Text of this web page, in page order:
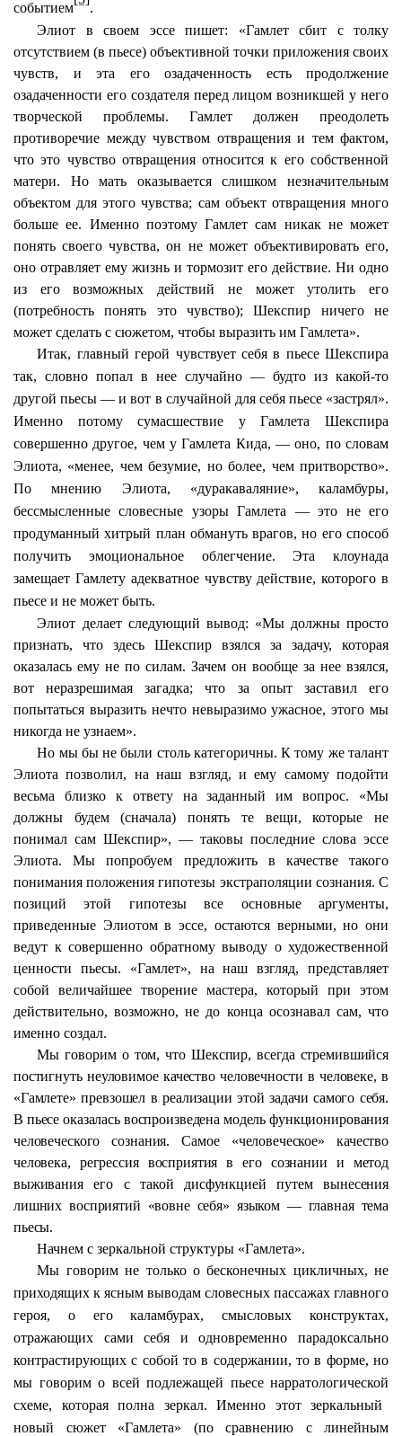
событием
.
Элиот в своем эссе пишет: «Гамлет сбит с толку
отсутствием (в пьесе) объективной точки приложения своих
чувств, и эта его озадаченность есть продолжение
озадаченности его создателя перед лицом возникшей у него
творческой проблемы. Гамлет должен преодолеть
противоречие между чувством отвращения и тем фактом,
что это чувство отвращения относится к его собственной
матери. Но мать оказывается слишком незначительным
объектом для этого чувства; сам объект отвращения много
больше ее. Именно поэтому Гамлет сам никак не может
понять своего чувства, он не может объективировать его,
оно отравляет ему жизнь и тормозит его действие. Ни одно
из его возможных действий не может утолить его
(потребность понять это чувство); Шекспир ничего не
может сделать с сюжетом, чтобы выразить им Гамлета».
Итак, главный герой чувствует себя в пьесе Шекспира
так, словно попал в нее случайно — будто из какой-то
другой пьесы — и вот в случайной для себя пьесе «застрял».
Именно потому сумасшествие у Гамлета Шекспира
совершенно другое, чем у Гамлета Кида, — оно, по словам
Элиота, «менее, чем безумие, но более, чем притворство».
По мнению Элиота, «дуракаваляние», каламбуры,
бессмысленные словесные узоры Гамлета — это не его
продуманный хитрый план обмануть врагов, но его способ
получить эмоциональное облегчение. Эта клоунада
замещает Гамлету адекватное чувству действие, которого в
пьесе и не может быть.
Элиот делает следующий вывод: «Мы должны просто
признать, что здесь Шекспир взялся за задачу, которая
оказалась ему не по силам. Зачем он вообще за нее взялся,
вот неразрешимая загадка; что за опыт заставил его
попытаться выразить нечто невыразимо ужасное, этого мы
никогда не узнаем».
Но мы бы не были столь категоричны. К тому же талант
Элиота позволил, на наш взгляд, и ему самому подойти
весьма близко к ответу на заданный им вопрос. «Мы
должны будем (сначала) понять те вещи, которые не
понимал сам Шекспир», — таковы последние слова эссе
Элиота. Мы попробуем предложить в качестве такого
понимания положения гипотезы экстраполяции сознания. С
позиций этой гипотезы все основные аргументы,
приведенные Элиотом в эссе, остаются верными, но они
ведут к совершенно обратному выводу о художественной
ценности пьесы. «Гамлет», на наш взгляд, представляет
собой величайшее творение мастера, который при этом
действительно, возможно, не до конца осознавал сам, что
именно создал.
Мы говорим о том, что Шекспир, всегда стремившийся
постигнуть неуловимое качество человечности в человеке, в
«Гамлете» превзошел в реализации этой задачи самого себя.
В пьесе оказалась воспроизведена модель функционирования
человеческого сознания. Самое «человеческое» качество
человека, регрессия восприятия в его сознании и метод
выживания его с такой дисфункцией путем вынесения
лишних восприятий «вовне себя» языком — главная тема
пьесы.
Начнем с зеркальной структуры «Гамлета».
Мы говорим не только о бесконечных цикличных, не
приходящих к ясным выводам словесных пассажах главного
героя, о его каламбурах, смысловых конструктах,
отражающих сами себя и одновременно парадоксально
контрастирующих с собой то в содержании, то в форме, но
мы говорим о всей подлежащей пьесе нарратологической
схеме, которая полна зеркал. Именно этот зеркальный
новый сюжет «Гамлета» (по сравнению с линейным